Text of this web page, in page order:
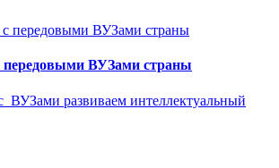
передовыми ВУЗами страны
ВУЗами развиваем интеллектуальный